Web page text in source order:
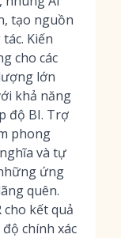
tạo nguồn
Kiến
cho các
lớn
khả năng
độ BI. Trợ
phong
và tự
ứng
quên.
cho kết quả
chính xác